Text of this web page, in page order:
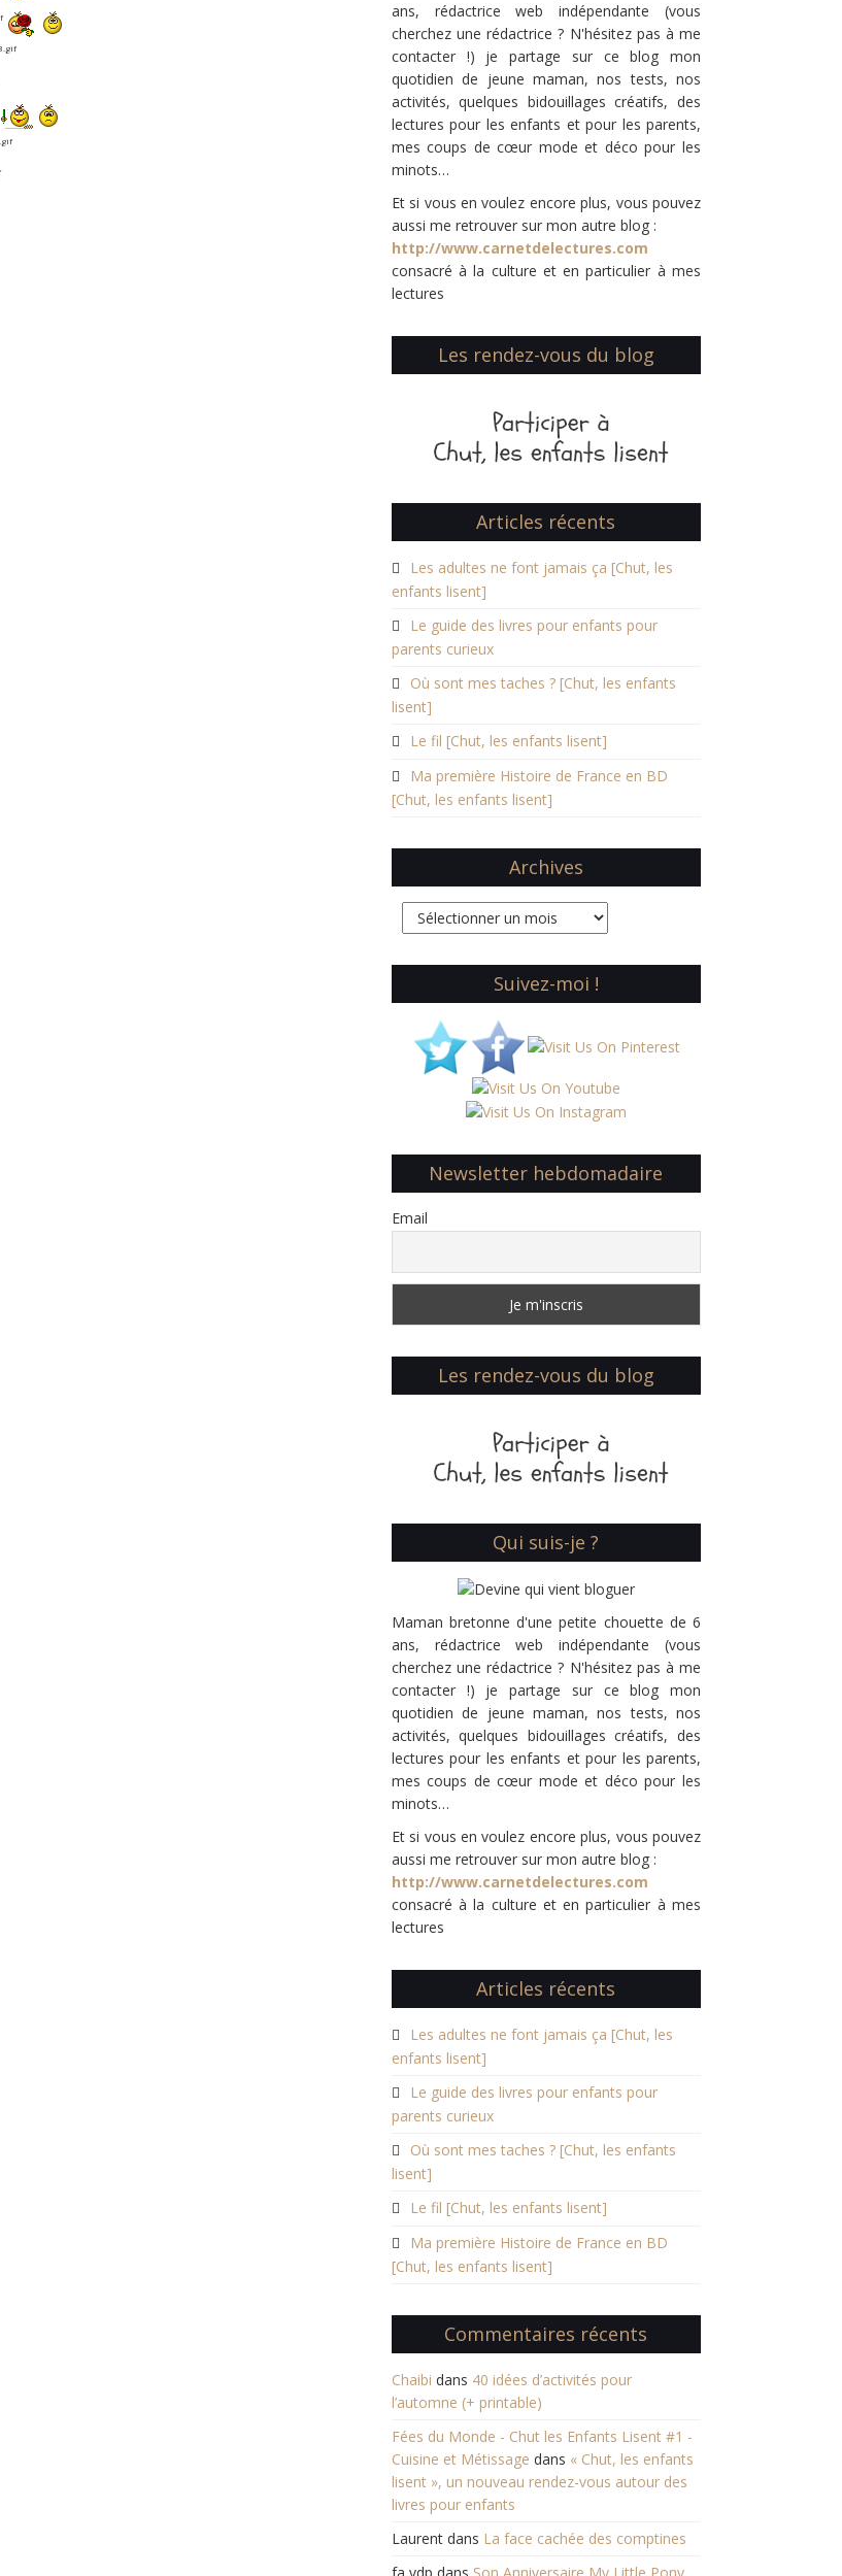
ans, rédactrice web indépendante (vous
cherchez une rédactrice ? N'hésitez pas à me
contacter !) je partage sur ce blog mon
quotidien de jeune maman, nos tests, nos
activités, quelques bidouillages créatifs, des
lectures pour les enfants et pour les parents,
mes coups de cœur mode et déco pour les
minots…
Et si vous en voulez encore plus, vous pouvez
aussi me retrouver sur mon autre blog :
http://www.carnetdelectures.com
consacré à la culture et en particulier à mes
lectures
Les rendez-vous du blog
Articles récents
Les adultes ne font jamais ça [Chut, les
enfants lisent]
Le guide des livres pour enfants pour
parents curieux
Où sont mes taches ? [Chut, les enfants
lisent]
Le fil [Chut, les enfants lisent]
Ma première Histoire de France en BD
[Chut, les enfants lisent]
Archives
Archives
Suivez-moi !
Newsletter hebdomadaire
Email
Les rendez-vous du blog
Qui suis-je ?
Maman bretonne d'une petite chouette de 6
ans, rédactrice web indépendante (vous
cherchez une rédactrice ? N'hésitez pas à me
contacter !) je partage sur ce blog mon
quotidien de jeune maman, nos tests, nos
activités, quelques bidouillages créatifs, des
lectures pour les enfants et pour les parents,
mes coups de cœur mode et déco pour les
minots…
Et si vous en voulez encore plus, vous pouvez
aussi me retrouver sur mon autre blog :
http://www.carnetdelectures.com
consacré à la culture et en particulier à mes
lectures
Articles récents
Les adultes ne font jamais ça [Chut, les
enfants lisent]
Le guide des livres pour enfants pour
parents curieux
Où sont mes taches ? [Chut, les enfants
lisent]
Le fil [Chut, les enfants lisent]
Ma première Histoire de France en BD
[Chut, les enfants lisent]
Commentaires récents
Chaibi dans 40 idées d’activités pour
l’automne (+ printable)
Fées du Monde - Chut les Enfants Lisent #1 -
Cuisine et Métissage dans « Chut, les enfants
lisent », un nouveau rendez-vous autour des
livres pour enfants
Laurentdans La face cachée des comptines